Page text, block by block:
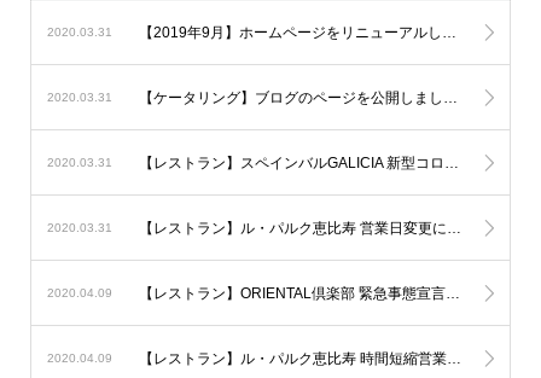
2020.03.31 【2019年9月】ホームページをリニューアルしました。
2020.03.31 【ケータリング】ブログのページを公開しました。
2020.03.31 【レストラン】スペインバルGALICIA 新型コロナに伴う臨時休業について。
2020.03.31 【レストラン】ル・パルク恵比寿 営業日変更について。
2020.04.09 【レストラン】ORIENTAL倶楽部 緊急事態宣言に伴う臨時休業
2020.04.09 【レストラン】ル・パルク恵比寿 時間短縮営業について。